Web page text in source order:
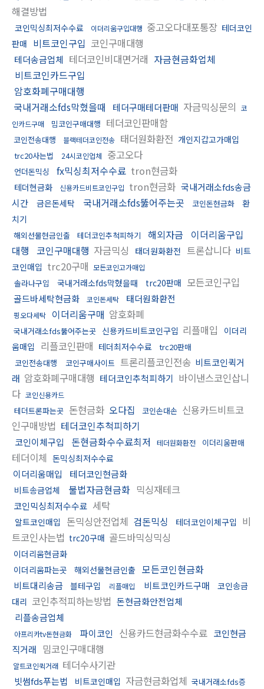
해결방법
코인믹싱최저수수료 이더리움구입대행 중고오다대포통장 테더코인
판매 비트코인구입 코인구매대행
테더송금업체 테더코인비대면거래 자금현금화업체
비트코인카드구입
암호화폐구매대행
국내거래소fds막혔을때
테더구매테더판매 자금믹싱문의 코
인카드구매
밈코인구매대행 테더코인판매함
코인전송대행 블랙테더코인전송 태더원화환전 개인지갑고가매입
trc20사는법 24시코인업체 중고오다
언더돈믹싱 fx믹싱최저수수료 tron현금화
테더현금화 신용카드비트코인구입 tron현금화 국내거래소fds송금
시간
금은돈세탁 국내거래소fds뚫어주는곳 코인돈현금화
환
치기
해외선물현금인출 테더코인추척피하기 해외자금
이더리움구입
대행 코인구매대행 자금믹싱 태더원화환전 트론삽니다 비트
코인매입 trc20구매 모든코인고가매입
솔라나구입 국내거래소fds막혔을때 trc20판매 모든코인구입
골드바세탁현금화 코인돈세탁 태더원화환전
핑오다세탁 이더리움구매 암호화폐
국내거래소fds뚫어주는곳 신용카드비트코인구입 리플매입
이더리
움매입
리플코인판매 테더최저수수료
trc20판매
코인전송대행
코인구매사이트 트론리플코인전송 비트코인퀵거
래 암호화폐구매대행 테더코인추척피하기 바이낸스코인삽니
다 코인신용카드
테더트론파는곳 돈현금화 오다집 코인손대손 신용카드비트코
인구매방법 테더코인추척피하기
코인이체구입 돈현금화수수료최저 테더원화환전 이더리움판매
테더이체 돈믹싱최저수수료
이더리움매입 테더코인현금화
비트송금업체 불법자금현금화 믹싱재테크
코인믹싱최저수수료 세탁
알트코인매입 돈믹싱안전업체 검돈믹싱 테더코인이체구입 비
트코인사는법 trc20구매 골드바믹싱믹싱
이더리움현금화
이더리움파는곳
해외선물현금인출 모든코인현금화
비트대리송금 블테구입 리플매입 비트코인카드구매
코인송금
대리 코인추적피하는방법 돈현금화안전업체
리플송금업체
아프리카tv돈현금화 파이코인 신용카드현금화수수료 코인현금
직거래
밈코인구매대행
알트코인퀵거래 테더수사기관
빗썸fds푸는법 비트코인매입 자금현금화업체 국내거래소fds증